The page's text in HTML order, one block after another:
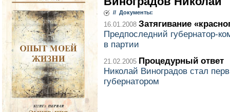
// Документы:
16.01.2008 Затягивание
Предпоследний губернатор-
в партии
21.02.2005 Процедурный ответ
Николай Виноградов стал
губернатором